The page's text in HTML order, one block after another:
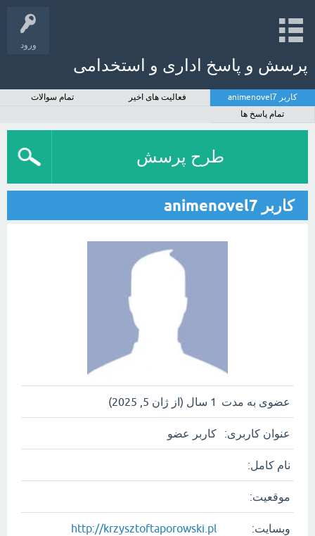
ورود
پرسش و پاسخ اداری و استخدامی
کاربر animenovel7 فعالیت های اخیر
تمام سوالات
تمام پاسخ ها
طرح پرسش
کاربر animenovel7
عضوی به مدت 1 سال (از ژان 5, 2025)
عنوان کاربری: کاربر عضو
نام کامل:
موقعیت:
وبسایت: http://krzysztoftaporowski.pl